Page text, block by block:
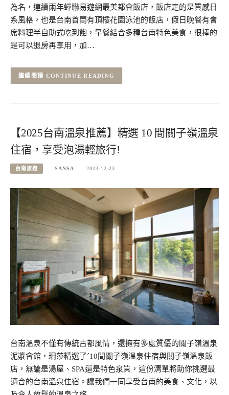
為名，連續兩年蟬聯易遊網最美都會飯店，飯店走的是質感日
系風格，也是台南首間有頂樓花園泳池的飯店，假日晚餐有會
席料理半自助式吃到飽，早餐結合多種台南特色美食，很棒的
是可以退房再享用，加…
CONTINUE READING
【2025台南溫泉推薦】精選 10 間關子嶺溫泉
住宿，享受泡湯輕旅行!
台南旅遊 SANSA 2023-12-23
台南溫泉不僅有傳統古都風情，還擁有多處質優的關子嶺溫泉
泥漿會館，珊莎精選了ˊ10間關子嶺溫泉住宿與關子嶺溫泉飯
店，無論是湯屋、SPA還是特色泉質，這份清單將助你挑選最
適合的台南溫泉住宿。讓我們一同享受台南的美食、文化，以